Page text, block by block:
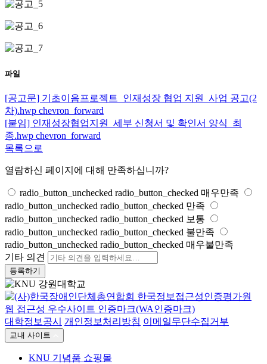
파일
[공고문] 기초이음프로젝트_인재성장 협업 지원_사업 공고(2
차).hwp chevron_forward
[붙임] 인재성장협업지원_세부 신청서 및 확인서 양식_최
종.hwp chevron_forward
목록으로
열람하신 페이지에 대해 만족하십니까?
radio_button_unchecked radio_button_checked 매우만족
radio_button_unchecked radio_button_checked 만족
radio_button_unchecked radio_button_checked 보통
radio_button_unchecked radio_button_checked 불만족
radio_button_unchecked radio_button_checked 매우불만족
기타 의견
등록하기
대학정보공시 개인정보처리방침 이메일무단수집거부
교내 사이트
KNU 기념품 쇼핑몰